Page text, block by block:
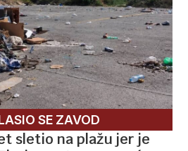
SE ZAVOD
sletio na plažu jer je